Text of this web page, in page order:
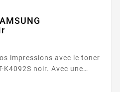
impressions avec le toner
K4092S noir. Avec une
pages, ce toner assure